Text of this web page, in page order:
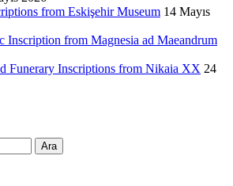
from Eskişehir Museum 14 Mayıs
from Magnesia ad Maeandrum
Funerary Inscriptions from Nikaia XX 24
Ara